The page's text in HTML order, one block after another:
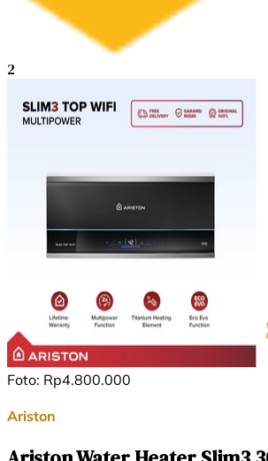
2
Foto: Rp4.800.000
Ariston